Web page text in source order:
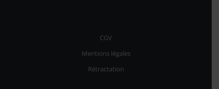
CGV
Mentions légales
Rétractation